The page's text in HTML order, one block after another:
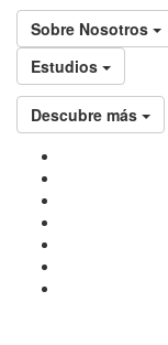
Sobre Nosotros
Estudios
Descubre más